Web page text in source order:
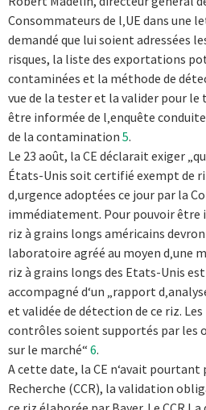
Consommateurs de l‚UE dans une
demandé que lui soient adressées
risques, la liste des exportations
contaminées et la méthode de
vue de la tester et la valider pour le
être informée de l‚enquête
de la contamination 5.
Le 23 août, la CE déclarait exiger
États-Unis soit certifié exempt de
d‚urgence adoptées ce jour par la
immédiatement. Pour pouvoir être
riz à grains longs américains
laboratoire agréé au moyen d‚une
riz à grains longs des Etats-Unis
accompagné d‘un „rapport
et validée de détection de ce riz.
contrôles soient supportés par les
sur le marché“ 6.
A cette date, la CE n‘avait
Recherche (CCR), la validation